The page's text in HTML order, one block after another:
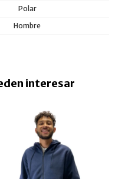
Polar
Hombre
interesar